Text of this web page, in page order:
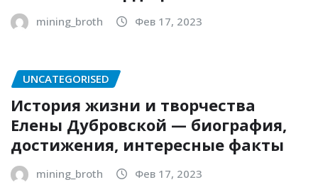
mining_broth Фев 17, 2023
UNCATEGORISED
История жизни и творчества
Елены Дубровской — биография,
достижения, интересные факты
mining_broth Фев 17, 2023